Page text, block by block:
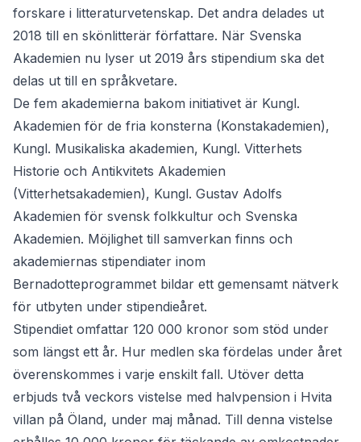
forskare i litteraturvetenskap. Det andra delades ut
2018 till en skönlitterär författare. När Svenska
Akademien nu lyser ut 2019 års stipendium ska det
delas ut till en språkvetare.
De fem akademierna bakom initiativet är Kungl.
Akademien för de fria konsterna (Konstakademien),
Kungl. Musikaliska akademien, Kungl. Vitterhets
Historie och Antikvitets Akademien
(Vitterhetsakademien), Kungl. Gustav Adolfs
Akademien för svensk folkkultur och Svenska
Akademien. Möjlighet till samverkan finns och
akademiernas stipendiater inom
Bernadotteprogrammet bildar ett gemensamt nätverk
för utbyten under stipendieåret.
Stipendiet omfattar 120 000 kronor som stöd under
som längst ett år. Hur medlen ska fördelas under året
överenskommes i varje enskilt fall. Utöver detta
erbjuds två veckors vistelse med halvpension i Hvita
villan på Öland, under maj månad. Till denna vistelse